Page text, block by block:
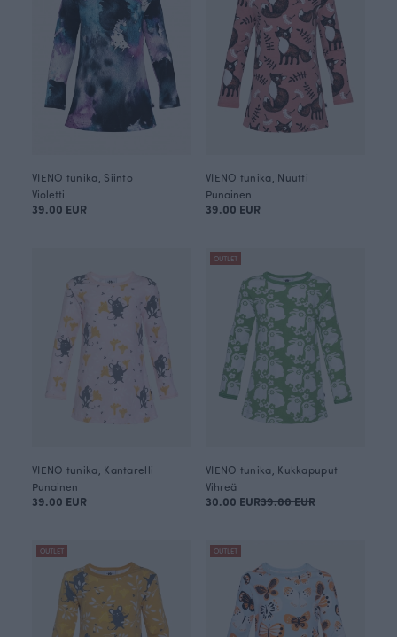
VIENO tunika, Siinto
Violetti
39.00 EUR
VIENO tunika, Nuutti
Punainen
39.00 EUR
VIENO tunika, Kantarelli
Punainen
39.00 EUR
OUTLET
VIENO tunika, Kukkapuput
Vihreä
30.00 EUR39.00 EUR
OUTLET OUTLET